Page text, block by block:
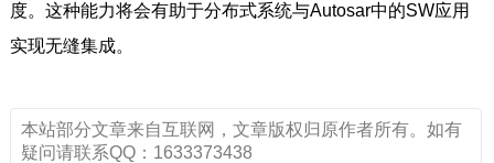
度。这种能力将会有助于分布式系统与Autosar中的SW应用
实现无缝集成。
本站部分文章来自互联网，文章版权归原作者所有。如有
疑问请联系QQ：1633373438